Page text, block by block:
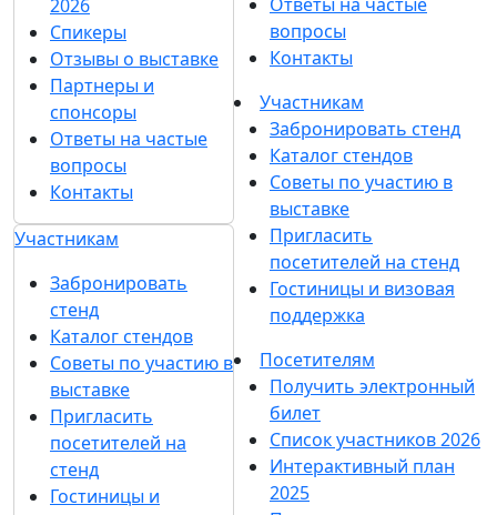
Посетителей
Участников
СМИ
Подписаться
на рассылку
Согласен наобработку
персональных данныхв
соответствии сПолитикой
обработки персональных данных
получение уведомлений
и рекламных сообщений
компании MVK
О выставке
Разделы выставки
Список участников
2026
Спикеры
Отзывы о выставке
О выставке
Разделы выставки
Спикеры
Отзывы о выставке
Партнеры и спонсоры
Ответы на частые
вопросы
Контакты